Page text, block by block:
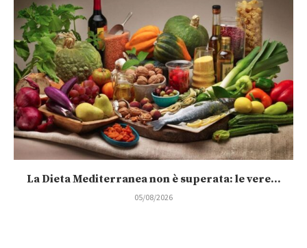
La Dieta Mediterranea non è superata: le vere...
05/08/2026